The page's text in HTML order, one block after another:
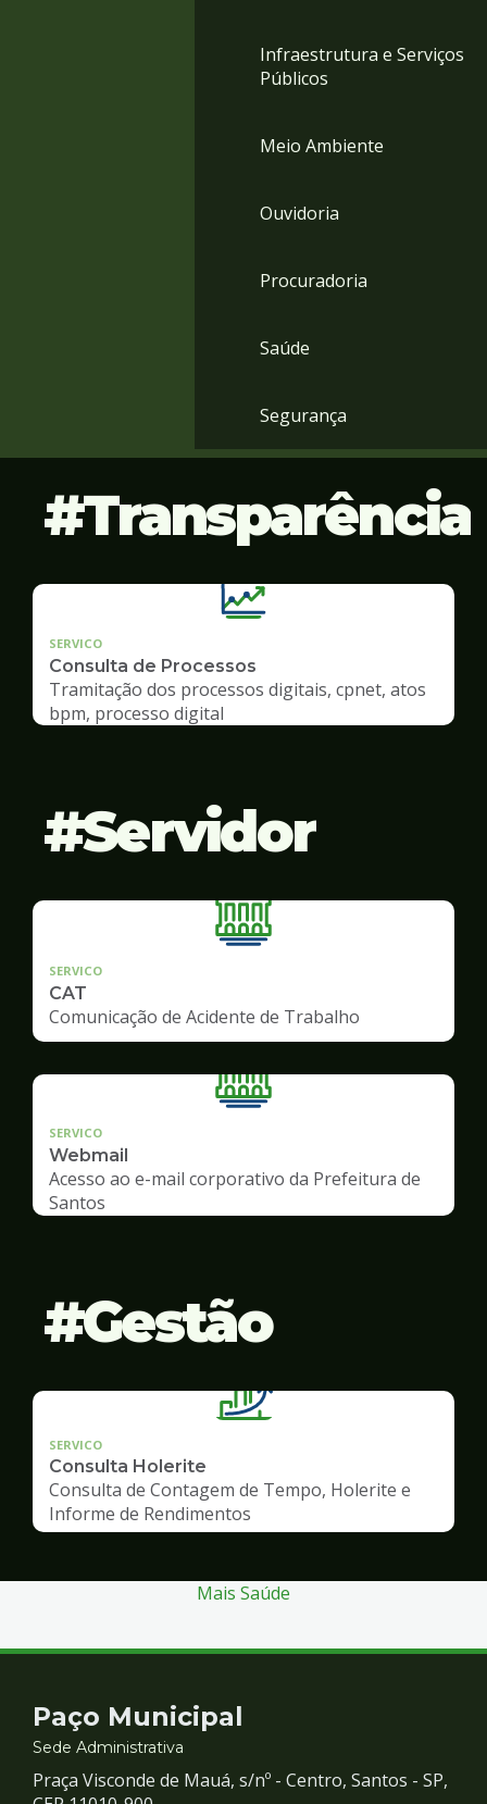
Infraestrutura e Serviços
Públicos
Meio Ambiente
Ouvidoria
Procuradoria
Saúde
Segurança
Transparência
SERVICO
Consulta de Processos
Tramitação dos processos digitais, cpnet, atos
bpm, processo digital
Servidor
SERVICO
CAT
Comunicação de Acidente de Trabalho
SERVICO
Webmail
Acesso ao e-mail corporativo da Prefeitura de
Santos
Gestão
SERVICO
Consulta Holerite
Consulta de Contagem de Tempo, Holerite e
Informe de Rendimentos
Mais Saúde
Contato
e
Paço Municipal
Sede Administrativa
Praça Visconde de Mauá, s/nº - Centro, Santos - SP,